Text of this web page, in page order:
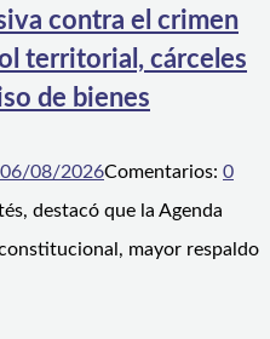
contra el crimen
territorial, cárceles
de bienes
06/08/2026Comentarios: 0
destacó que la Agenda
mayor respaldo